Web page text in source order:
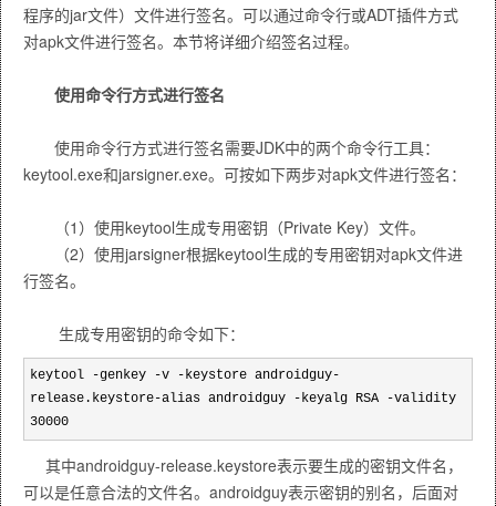
程序的jar文件）文件进行签名。可以通过命令行或ADT插件方式
对apk文件进行签名。本节将详细介绍签名过程。
使用命令行方式进行签名
使用命令行方式进行签名需要JDK中的两个命令行工具：
keytool.exe和jarsigner.exe。可按如下两步对apk文件进行签名：
（1）使用keytool生成专用密钥（Private Key）文件。
（2）使用jarsigner根据keytool生成的专用密钥对apk文件进
行签名。
生成专用密钥的命令如下：
keytool -genkey -v -keystore androidguy-
release.keystore-alias androidguy -keyalg RSA -validity
30000
其中androidguy-release.keystore表示要生成的密钥文件名，
可以是任意合法的文件名。androidguy表示密钥的别名，后面对